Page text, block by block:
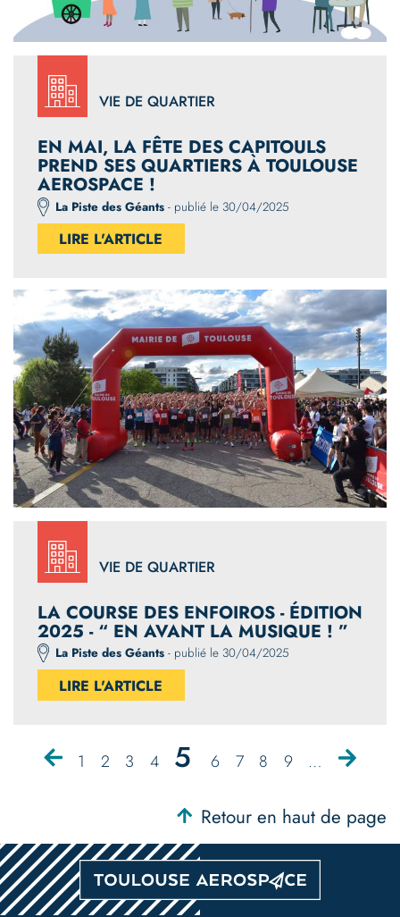
VIE DE QUARTIER
EN MAI, LA FÊTE DES CAPITOULS
PREND SES QUARTIERS À TOULOUSE
AEROSPACE !
La Piste des Géants - publié le 30/04/2025
LIRE L'ARTICLE
VIE DE QUARTIER
LA COURSE DES ENFOIROS - ÉDITION
2025 - “ EN AVANT LA MUSIQUE ! ”
La Piste des Géants - publié le 30/04/2025
LIRE L'ARTICLE
Pagination
Page
précédente
Page
1 Page
2 Page
3 Page
4
Page
5 Page
6 Page
7 Page
8 Page
9 …
Page
suivante
Retour en haut de page